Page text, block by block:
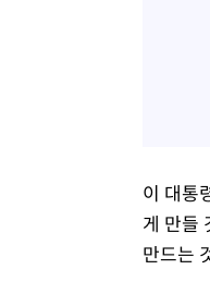
이 대통
게 만들
만드는